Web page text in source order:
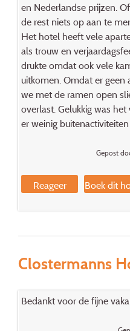
en Nederlandse prijzen.
de rest niets op aan te
Het hotel heeft vele
als trouw en
drukte omdat ook vele
uitkomen. Omdat er geen
we met de ramen open
overlast. Gelukkig was
er weinig buitenactiviteiten
Gepost
Reageer Boek dit
Clostermanns
Bedankt voor de fijne